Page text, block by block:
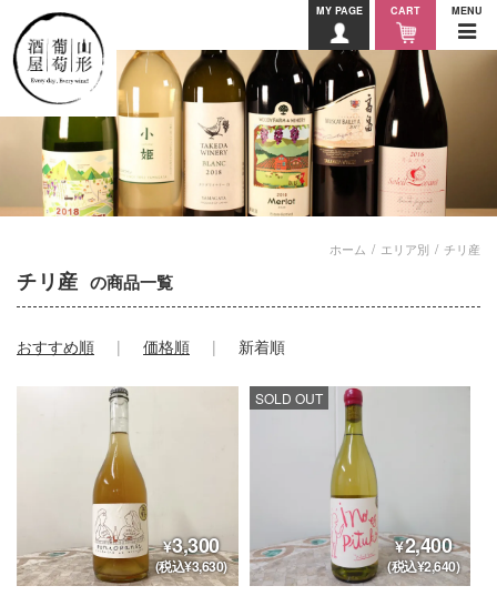
MY PAGE CART MENU
ホーム エリア別 チリ産
チリ産 の商品一覧
おすすめ順 価格順 新着順
3,300
(税込¥3,630)
2,400
(税込¥2,640)
SOLD OUT